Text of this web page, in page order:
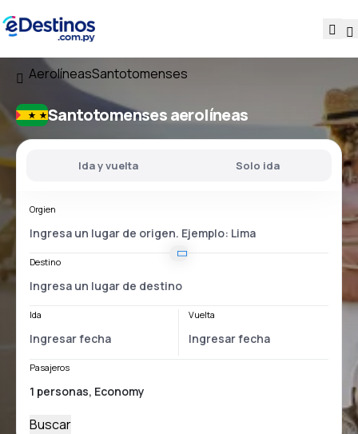
AerolíneasSantotomenses
Santotomenses aerolíneas
Ida y vuelta Solo ida
Orgien
Destino
Ida Vuelta
Pasajeros
Buscar